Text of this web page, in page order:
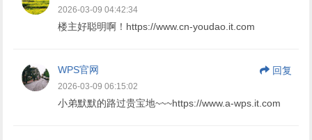
2026-03-09 04:42:34
楼主好聪明啊！https://www.cn-youdao.it.com
WPS官网 回复
2026-03-09 06:15:02
小弟默默的路过贵宝地~~~https://www.a-wps.it.com